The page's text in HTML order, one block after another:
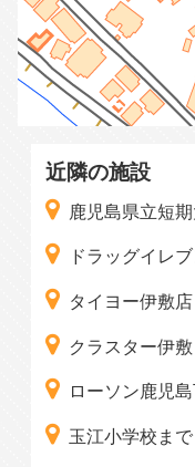
近隣の施設
鹿児島県立短
ドラッグイレ
タイヨー伊敷
クラスター伊
ローソン鹿児
玉江小学校まで